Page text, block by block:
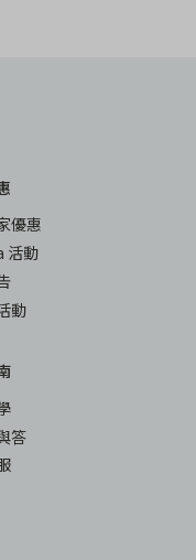
優惠
活動
動
答